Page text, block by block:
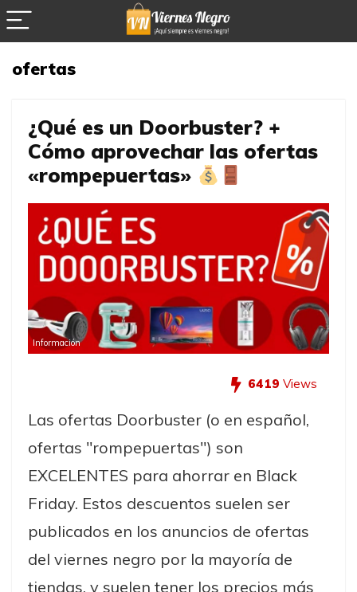
ofertas
¿Qué es un Doorbuster? +
Cómo aprovechar las ofertas
«rompepuertas»
Información
6419 Views
Las ofertas Doorbuster (o en español,
ofertas "rompepuertas") son
EXCELENTES para ahorrar en Black
Friday. Estos descuentos suelen ser
publicados en los anuncios de ofertas
del viernes negro por la mayoría de
tiendas, y suelen tener los precios más